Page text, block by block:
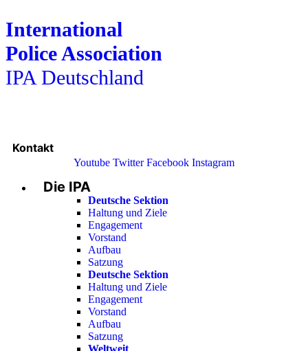
International
Police Association
IPA Deutschland
Kontakt
Youtube Twitter Facebook Instagram
Menu
Die IPA
Deutsche Sektion
Haltung und Ziele
Engagement
Vorstand
Aufbau
Satzung
Deutsche Sektion
Haltung und Ziele
Engagement
Vorstand
Aufbau
Satzung
Weltweit